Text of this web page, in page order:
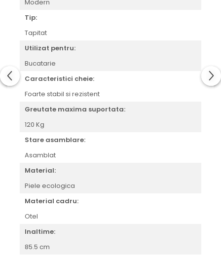
Modern
Tip:
Tapitat
Utilizat pentru:
Bucatarie
Caracteristici cheie:
Foarte stabil si rezistent
Greutate maxima suportata:
120 Kg
Stare asamblare:
Asamblat
Material:
Piele ecologica
Material cadru:
Otel
Inaltime:
85.5 cm